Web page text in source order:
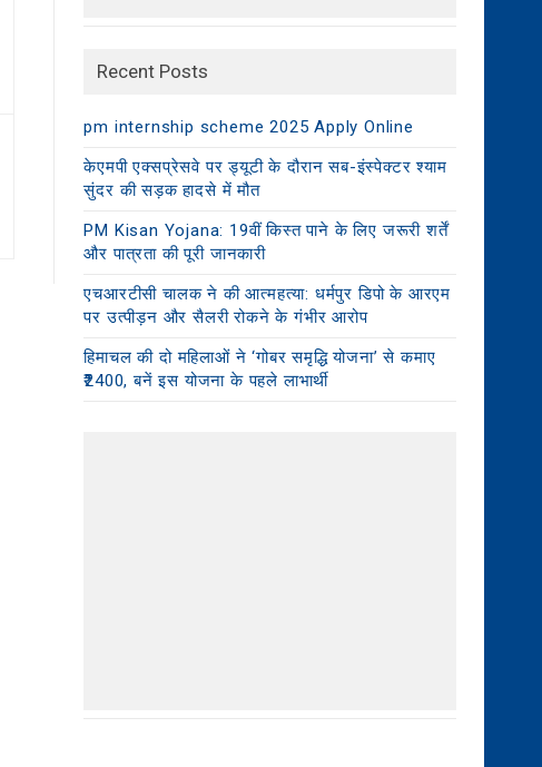
Recent Posts
pm internship scheme 2025 Apply Online
केएमपी एक्सप्रेसवे पर ड्यूटी के दौरान सब-इंस्पेक्टर श्याम
सुंदर की सड़क हादसे में मौत
PM Kisan Yojana: 19वीं किस्त पाने के लिए जरूरी शर्तें
और पात्रता की पूरी जानकारी
एचआरटीसी चालक ने की आत्महत्या: धर्मपुर डिपो के आरएम
पर उत्पीड़न और सैलरी रोकने के गंभीर आरोप
हिमाचल की दो महिलाओं ने ‘गोबर समृद्धि योजना’ से कमाए
₹2400, बनें इस योजना के पहले लाभार्थी